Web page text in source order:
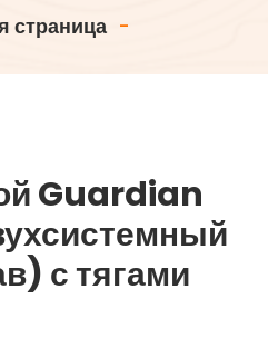
страница-
Guardian
с тягами